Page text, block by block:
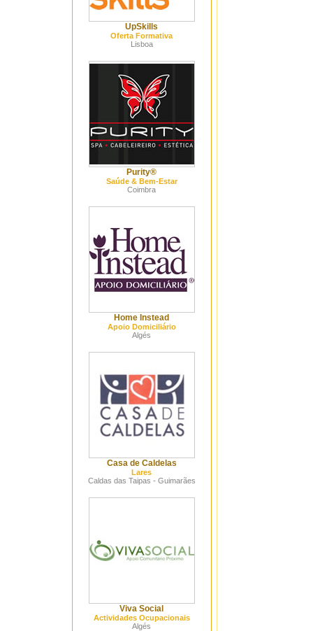
UpSkills
Oferta Formativa
Lisboa
Purity®
Saúde & Bem-Estar
Coimbra
Home Instead
Apoio Domiciliário
Algés
Casa de Caldelas
Lares
Caldas das Taipas - Guimarães
Viva Social
Actividades Ocupacionais
Algés